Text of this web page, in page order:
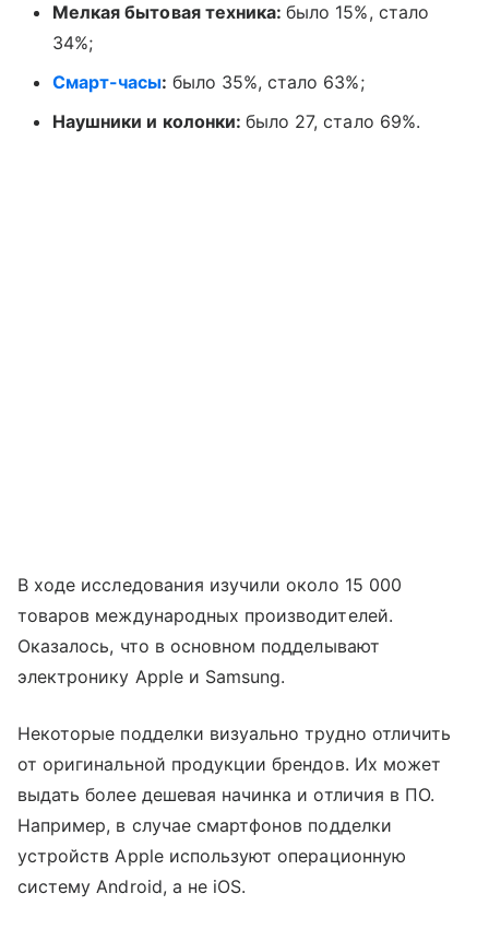
Мелкая бытовая техника:было 15%, стало
34%;
Смарт-часы: было 35%, стало 63%;
Наушники и колонки: было 27, стало 69%.
В ходе исследования изучили около 15 000
товаров международных производителей.
Оказалось, что в основном подделывают
электронику Apple и Samsung.
Некоторые подделки визуально трудно отличить
от оригинальной продукции брендов. Их может
выдать более дешевая начинка и отличия в ПО.
Например, в случае смартфонов подделки
устройств Apple используют операционную
систему Android, а не iOS.